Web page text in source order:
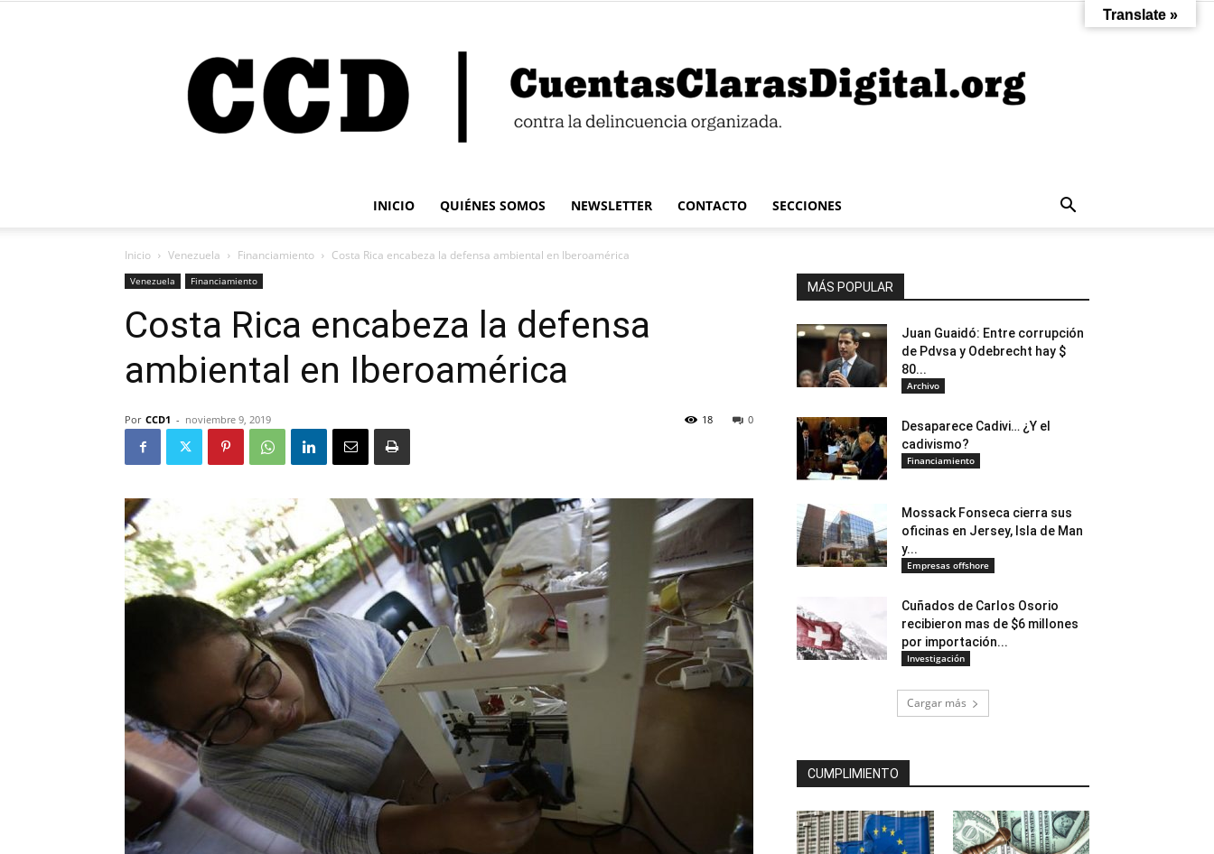
INICIO QUIÉNES SOMOS NEWSLETTER CONTACTO SECCIONES
Inicio Venezuela Financiamiento Costa Rica encabeza la defensa ambiental en Iberoamérica
Venezuela Financiamiento
Costa Rica encabeza la defensa
ambiental en Iberoamérica
Por CCD1 - noviembre 9, 2019 0
18
MÁS POPULAR
Juan Guaidó: Entre corrupción
de Pdvsa y Odebrecht hay $
80...
Archivo
Desaparece Cadivi… ¿Y el
cadivismo?
Financiamiento
Mossack Fonseca cierra sus
oficinas en Jersey, Isla de Man
y...
Empresas offshore
Cuñados de Carlos Osorio
recibieron mas de $6 millones
por importación...
Investigación
Cargar más
CUMPLIMIENTO
Translate »